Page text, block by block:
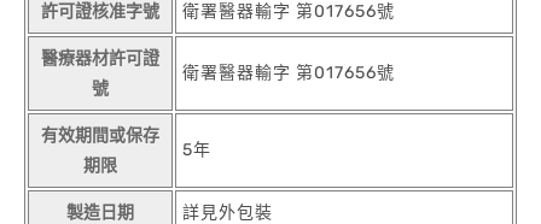
許可證核准字號 衛署醫器輸字 第017656號
醫療器材許可證
號
衛署醫器輸字 第017656號
有效期間或保存
期限
5年
製造日期 詳見外包裝